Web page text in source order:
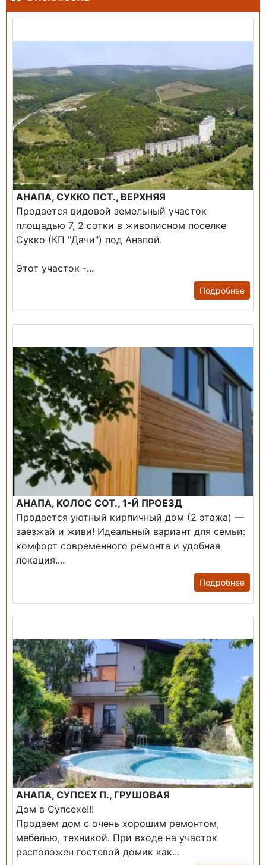
АНАПА, СУККО ПСТ., ВЕРХНЯЯ
Продается видовой земельный участок
площадью 7, 2 сотки в живописном поселке
Сукко (КП "Дачи") под Анапой.
Этот участок -...
Подробнее
АНАПА, КОЛОС СОТ., 1-Й ПРОЕЗД
Продается уютный кирпичный дом (2 этажа) —
заезжай и живи! ​Идеальный вариант для семьи:
комфорт современного ремонта и удобная
локация....
Подробнее
АНАПА, СУПСЕХ П., ГРУШОВАЯ
Дом в Супсехе!!!
Продаем дом с очень хорошим ремонтом,
мебелью, техникой. При входе на участок
расположен гостевой домик как...